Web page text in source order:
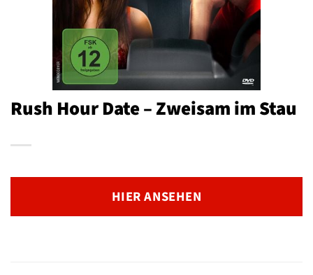
Rush Hour Date – Zweisam im Stau
HIER ANSEHEN